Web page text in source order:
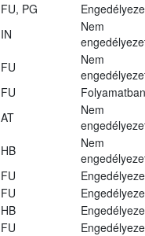
FU, PG
IN
Nem
FU
Nem
FU Folyamatban
AT
Nem
HB
Nem
FU
FU
HB
FU